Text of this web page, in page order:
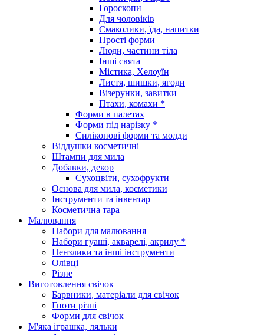
Гороскопи
Для чоловіків
Смаколики, їда, напитки
Прості форми
Люди, частини тіла
Інші свята
Містика, Хелоуїн
Листя, шишки, ягоди
Візерунки, завитки
Птахи, комахи *
Форми в палетах
Форми під нарізку *
Силіконові форми та молди
Віддушки косметичні
Штампи для мила
Добавки, декор
Сухоцвіти, сухофрукти
Основа для мила, косметики
Інструменти та інвентар
Косметична тара
Малювання
Набори для малювання
Набори гуаші, акварелі, акрилу *
Пензлики та інші інструменти
Олівці
Різне
Виготовлення свічок
Барвники, матеріали для свічок
Гноти різні
Форми для свічок
М'яка іграшка, ляльки